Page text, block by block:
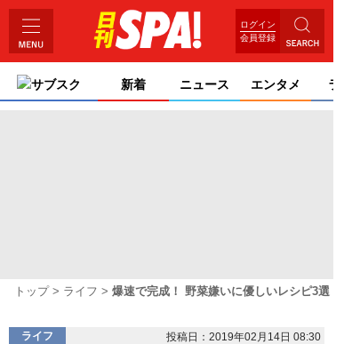
ログイン
会員登録
サブスク 新着 ニュース エンタメ ライ
トップ ライフ 爆速で完成！ 野菜嫌いに優しいレシピ3選
ライフ 投稿日：2019年02月14日 08:30